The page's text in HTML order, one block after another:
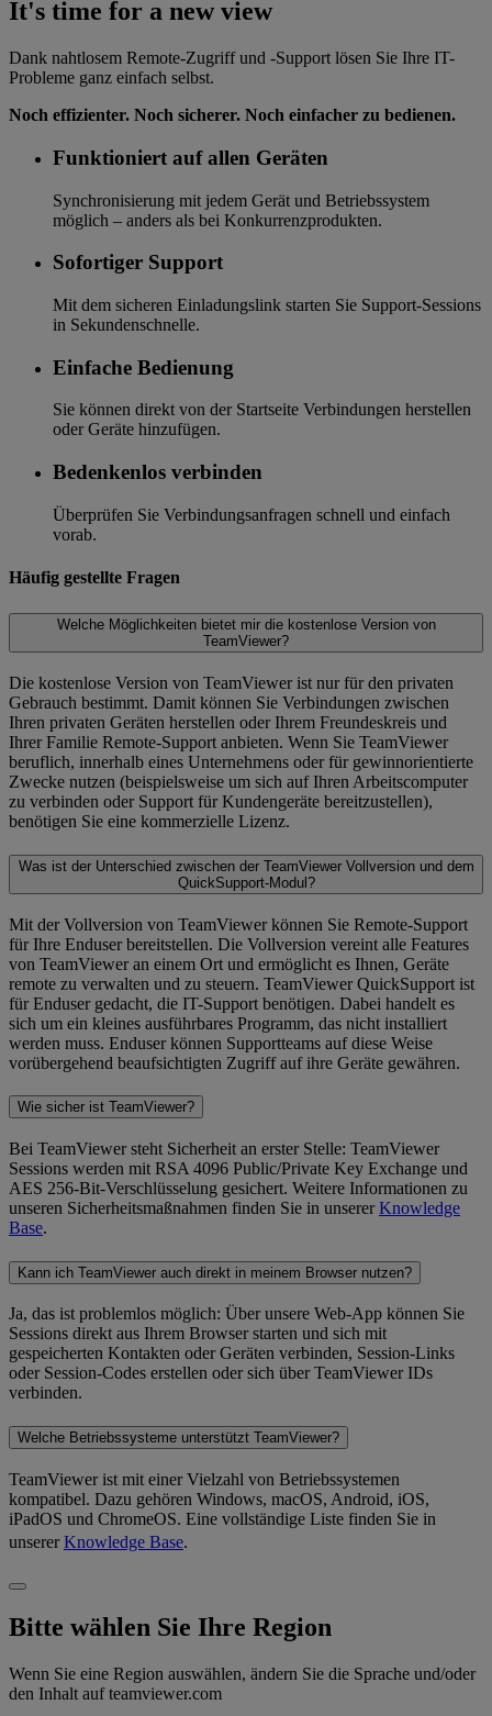
It's time for a new view
Dank nahtlosem Remote-Zugriff und -Support lösen Sie Ihre IT-
Probleme ganz einfach selbst.
Noch effizienter. Noch sicherer. Noch einfacher zu bedienen.
Funktioniert auf allen Geräten
Synchronisierung mit jedem Gerät und Betriebssystem
möglich – anders als bei Konkurrenzprodukten.
Sofortiger Support
Mit dem sicheren Einladungslink starten Sie Support-Sessions
in Sekundenschnelle.
Einfache Bedienung
Sie können direkt von der Startseite Verbindungen herstellen
oder Geräte hinzufügen.
Bedenkenlos verbinden
Überprüfen Sie Verbindungsanfragen schnell und einfach
vorab.
Häufig gestellte Fragen
Welche Möglichkeiten bietet mir die kostenlose Version von
TeamViewer?
Die kostenlose Version von TeamViewer ist nur für den privaten
Gebrauch bestimmt. Damit können Sie Verbindungen zwischen
Ihren privaten Geräten herstellen oder Ihrem Freundeskreis und
Ihrer Familie Remote-Support anbieten. Wenn Sie TeamViewer
beruflich, innerhalb eines Unternehmens oder für gewinnorientierte
Zwecke nutzen (beispielsweise um sich auf Ihren Arbeitscomputer
zu verbinden oder Support für Kundengeräte bereitzustellen),
benötigen Sie eine kommerzielle Lizenz.
Was ist der Unterschied zwischen der TeamViewer Vollversion und dem
QuickSupport-Modul?
Mit der Vollversion von TeamViewer können Sie Remote-Support
für Ihre Enduser bereitstellen. Die Vollversion vereint alle Features
von TeamViewer an einem Ort und ermöglicht es Ihnen, Geräte
remote zu verwalten und zu steuern. TeamViewer QuickSupport ist
für Enduser gedacht, die IT-Support benötigen. Dabei handelt es
sich um ein kleines ausführbares Programm, das nicht installiert
werden muss. Enduser können Supportteams auf diese Weise
vorübergehend beaufsichtigten Zugriff auf ihre Geräte gewähren.
Wie sicher ist TeamViewer?
Bei TeamViewer steht Sicherheit an erster Stelle: TeamViewer
Sessions werden mit RSA 4096 Public/Private Key Exchange und
AES 256-Bit-Verschlüsselung gesichert. Weitere Informationen zu
unseren Sicherheitsmaßnahmen finden Sie in unsererKnowledge
Base.
Kann ich TeamViewer auch direkt in meinem Browser nutzen?
Ja, das ist problemlos möglich: Über unsere Web-App können Sie
Sessions direkt aus Ihrem Browser starten und sich mit
gespeicherten Kontakten oder Geräten verbinden, Session-Links
oder Session-Codes erstellen oder sich über TeamViewer IDs
verbinden.
Welche Betriebssysteme unterstützt TeamViewer?
TeamViewer ist mit einer Vielzahl von Betriebssystemen
kompatibel. Dazu gehören Windows, macOS, Android, iOS,
iPadOS und ChromeOS. Eine vollständige Liste finden Sie in
unsererKnowledge Base.
Bitte wählen Sie Ihre Region
Wenn Sie eine Region auswählen, ändern Sie die Sprache und/oder
den Inhalt auf teamviewer.com